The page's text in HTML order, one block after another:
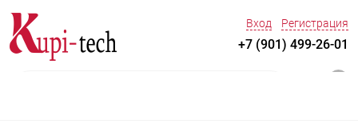
Вход Регистрация
+7 (901) 499-26-01